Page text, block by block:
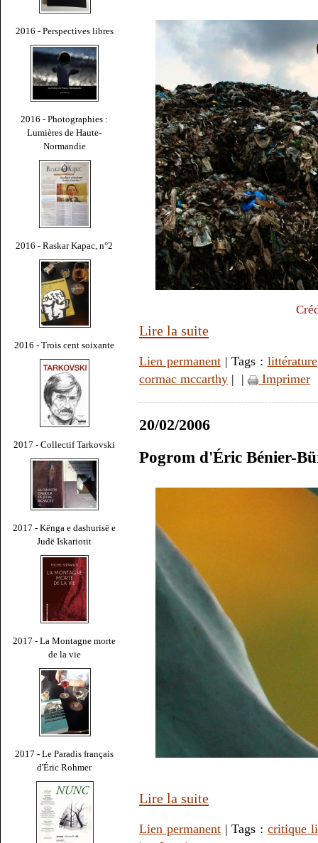
2016 - Perspectives libres
2016 - Photographies :
Lumières de Haute-
Normandie
2016 - Raskar Kapac, n°2
2016 - Trois cent soixante
2017 - Collectif Tarkovski
2017 - Kënga e dashurisë e
Judë Iskariotit
2017 - La Montagne morte
de la vie
2017 - Le Paradis français
d'Éric Rohmer
Lire la suite
Lien permanent| Tags : littérature
cormac mccarthy | | Imprimer
20/02/2006
Pogrom d'Éric Bénier-
Lire la suite
Lien permanent| Tags :critique